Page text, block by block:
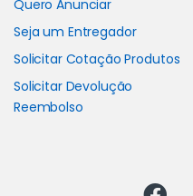
Quero Anunciar
Seja um Entregador
Solicitar Cotação Produtos
Solicitar Devolução
Reembolso